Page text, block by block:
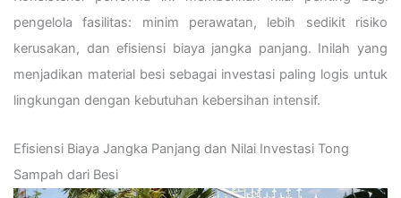
pengelola fasilitas: minim perawatan, lebih sedikit risiko
kerusakan, dan efisiensi biaya jangka panjang. Inilah yang
menjadikan material besi sebagai investasi paling logis untuk
lingkungan dengan kebutuhan kebersihan intensif.
Efisiensi Biaya Jangka Panjang dan Nilai Investasi Tong
Sampah dari Besi